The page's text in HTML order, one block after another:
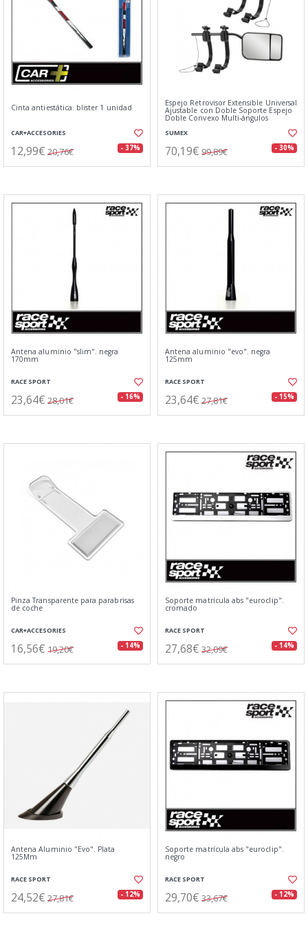
Cinta antiestática. blister 1 unidad
CAR+ACCESORIES
12,99€ 20,76€ - 37%
Espejo Retrovisor Extensible Universal
Ajustable con Doble Soporte Espejo
Doble Convexo Multi-ángulos
SUMEX
70,19€ 99,89€ - 30%
Antena aluminio "slim". negra
170mm
RACE SPORT
23,64€ 28,01€ - 16%
Antena aluminio "evo". negra
125mm
RACE SPORT
23,64€ 27,81€ - 15%
Pinza Transparente para parabrisas
de coche
CAR+ACCESORIES
16,56€ 19,20€ - 14%
Soporte matrícula abs "euroclip".
cromado
RACE SPORT
27,68€ 32,09€ - 14%
Antena Aluminio "Evo". Plata
125Mm
RACE SPORT
24,52€ 27,81€ - 12%
Soporte matrícula abs "euroclip".
negro
RACE SPORT
29,70€ 33,67€ - 12%